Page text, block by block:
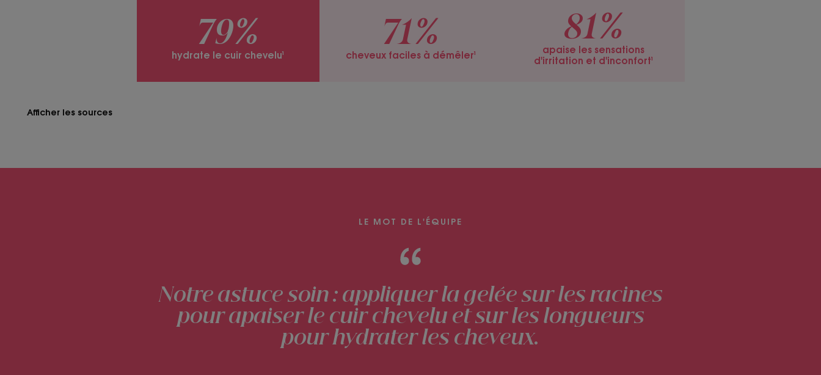
79%
hydrate le cuir chevelu¹
71%
cheveux faciles à démêler¹
81%
apaise les sensations
d'irritation et d'inconfort¹
Afficher les sources
LE MOT DE L'ÉQUIPE
Notre astuce soin : appliquer la gelée sur les racines
pour apaiser le cuir chevelu et sur les longueurs
pour hydrater les cheveux.